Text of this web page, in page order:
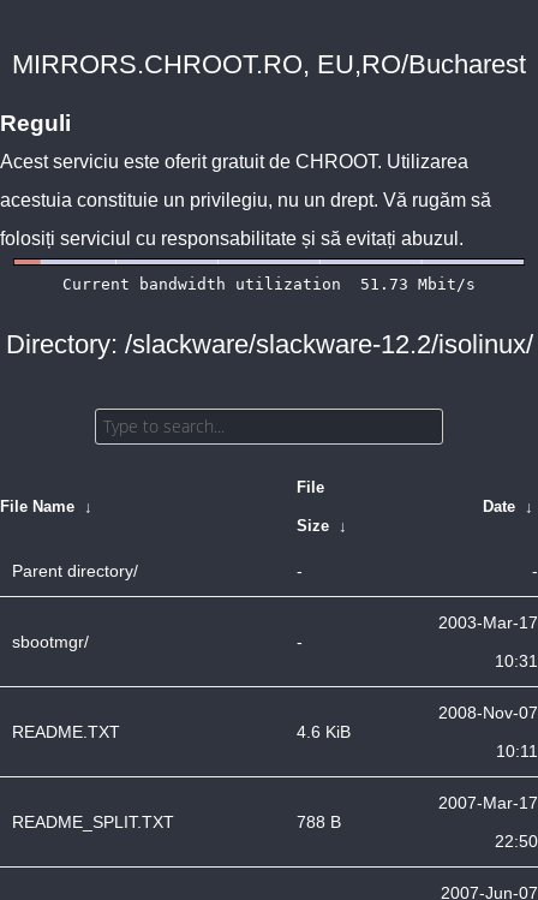
MIRRORS.CHROOT.RO, EU,RO/Bucharest
Reguli
Acest serviciu este oferit gratuit de CHROOT. Utilizarea
acestuia constituie un privilegiu, nu un drept. Vă rugăm să
folosiți serviciul cu responsabilitate și să evitați abuzul.
Directory: /slackware/slackware-12.2/isolinux/
File Name ↓
File
Size ↓
Date ↓
Parent directory/ - -
sbootmgr/ -
2003-Mar-17
10:31
README.TXT 4.6 KiB
2008-Nov-07
10:11
README_SPLIT.TXT 788 B
2007-Mar-17
22:50
2007-Jun-07